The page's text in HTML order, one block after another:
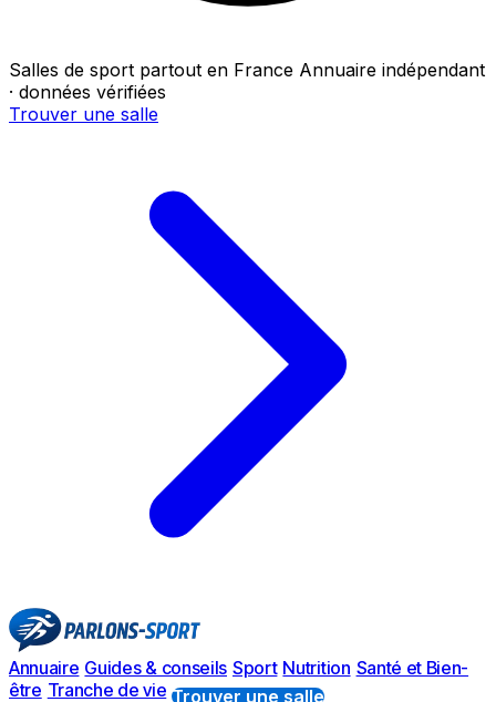
Salles de sport partout en France Annuaire indépendant
· données vérifiées
Trouver une salle
Annuaire Guides & conseils Sport Nutrition Santé et Bien-
être Tranche de vie Trouver une salle